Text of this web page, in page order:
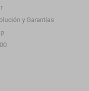
y Garantías